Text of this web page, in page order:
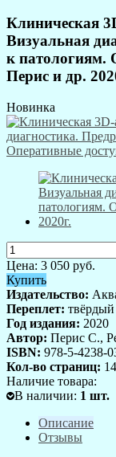
Клиническая
Визуальная
к патологиям.
Перис и др.
Новинка
Цена: 3 050 руб.
Купить
Издательство:
Переплет: твёрдый
Год издания: 2020
Автор: Перис С.,
ISBN: 978-5-4238-
Кол-во страниц:
Наличие товара:
В наличии: 1 шт.
Описание
Отзывы